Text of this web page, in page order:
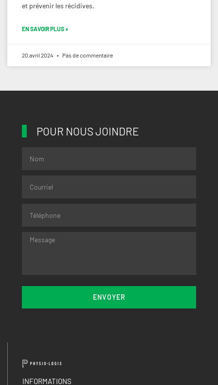
et prévenir les récidives.
EN SAVOIR PLUS »
20 avril 2024 Pas de commentaire
POUR NOUS JOINDRE
ENVOYER
INFORMATIONS